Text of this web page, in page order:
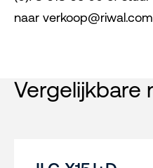
naar
Vergelijkbare